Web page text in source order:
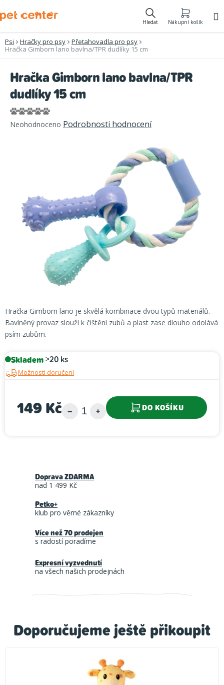
na
Hledat Nákupní košík
Psi Hračky pro psy
Přetahovadla pro psy
Hračka Gimborn lano bavlna/TPR dudlíky 15 cm
Hračka Gimborn lano je skvělá kombinace dvou typů materiálů.
Bavlněný provaz slouží k čištění zubů a plast zase dlouho odolává
psím zubům.
Skladem>20 ks
Možnosti doručení
149 Kč DO KOŠÍKU
Hračka Gimborn lano bavlna/TPR
dudlíky 15 cm
Průměrné
hodnocení
hvězdiček.
Neohodnoceno Podrobnosti hodnocení
Doporučujeme ještě přikoupit
Doprava ZDARMA
nad 1 499 Kč
Petko+
klub pro věrné zákazníky
Více než 70 prodejen
s radostí poradíme
Expresní vyzvednutí
na všech našich prodejnách